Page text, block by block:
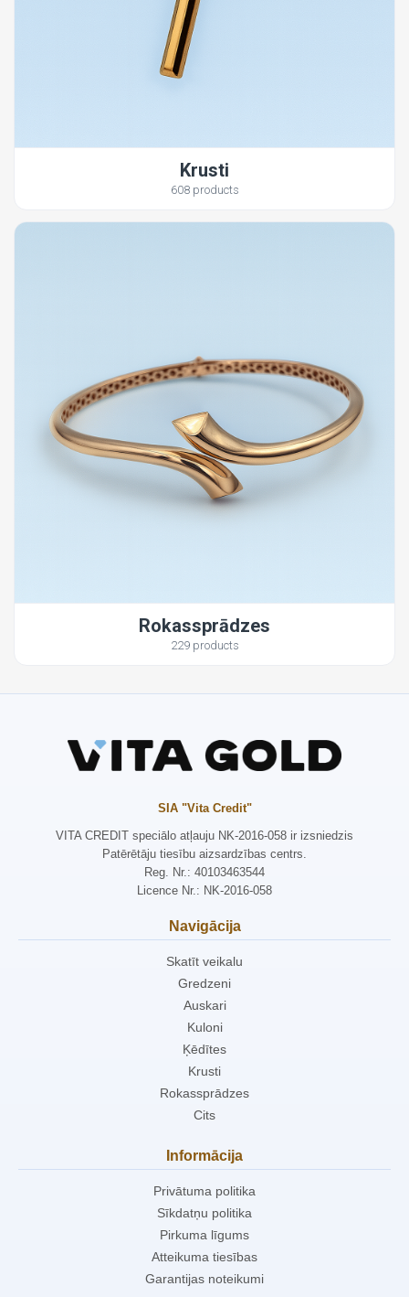
Krusti
608 products
Rokassprādzes
229 products
SIA "Vita Credit"
VITA CREDIT speciālo atļauju NK-2016-058 ir izsniedzis
Patērētāju tiesību aizsardzības centrs.
Reg. Nr.: 40103463544
Licence Nr.: NK-2016-058
Navigācija
Skatīt veikalu
Gredzeni
Auskari
Kuloni
Ķēdītes
Krusti
Rokassprādzes
Cits
Informācija
Privātuma politika
Sīkdatņu politika
Pirkuma līgums
Atteikuma tiesības
Garantijas noteikumi